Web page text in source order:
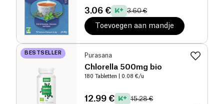
3.06 € 3.60 €
Toevoegen aan mandje
BESTSELLER Purasana
Chlorella 500mg bio
180 Tabletten | 0.08 €/u
12.99 € 15.28 €